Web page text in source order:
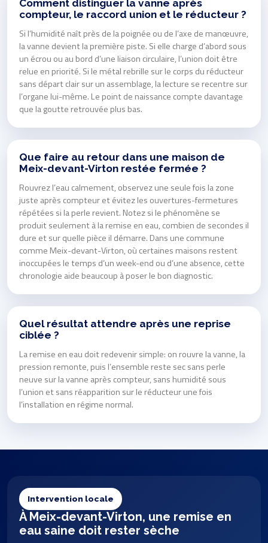
Comment distinguer la vanne après
compteur, le raccord union et le réducteur ?
Si l’humidité naît près de la poignée ou de l’axe de manœuvre,
la vanne devient la première piste. Si elle charge d’abord sous
un écrou ou au bord d’une liaison circulaire, l’union doit être
relue en priorité. Si le métal rebrille sur le corps du réducteur
sans départ clair sur un assemblage, la lecture se recentre sur
l’organe lui-même. Le point de naissance compte davantage
que la goutte retrouvée plus bas.
Que faire au retour dans une maison de
Meix-devant-Virton restée fermée ?
Rouvrez l’eau calmement, observez une seule fois la zone
juste après compteur et évitez les ouvertures-fermetures
répétées si la perle revient. Notez si le phénomène se
produit seulement à la remise en eau, combien de secondes il
dure et sur quelle pièce il démarre. Dans une commune
comme Meix-devant-Virton, où certaines maisons restent
inoccupées le temps d’un week-end ou d’une absence, cette
chronologie aide beaucoup à poser le bon diagnostic.
Quel résultat attendre après une reprise
ciblée ?
La remise en eau doit redevenir simple: on rouvre la vanne, la
pression remonte, puis l’ensemble reste sec sans perle
neuve sur la vanne après compteur, sans humidité sous
l’union et sans réapparition sur le réducteur une fois
l’installation en régime normal.
Intervention locale
À Meix-devant-Virton, une remise en
eau saine doit rester sèche